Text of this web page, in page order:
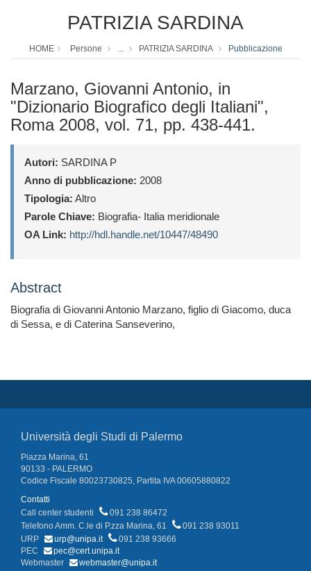
PATRIZIA SARDINA
HOME Persone ... PATRIZIA SARDINA Pubblicazione
Marzano, Giovanni Antonio, in
"Dizionario Biografico degli Italiani",
Roma 2008, vol. 71, pp. 438-441.
Autori: SARDINA P
Anno di pubblicazione: 2008
Tipologia: Altro
Parole Chiave: Biografia- Italia meridionale
OA Link: http://hdl.handle.net/10447/48490
Abstract
Biografia di Giovanni Antonio Marzano, figlio di Giacomo, duca
di Sessa, e di Caterina Sanseverino,
Università degli Studi di Palermo
Piazza Marina, 61
90133 - PALERMO
Codice Fiscale 80023730825, Partita IVA 00605880822
Contatti
Call center studenti
091 238 86472
Telefono Amm. C.le di P.zza Marina, 61
091 238 93011
URP
urp@unipa.it
091 238 93666
PEC
pec@cert.unipa.it
Webmaster
webmaster@unipa.it